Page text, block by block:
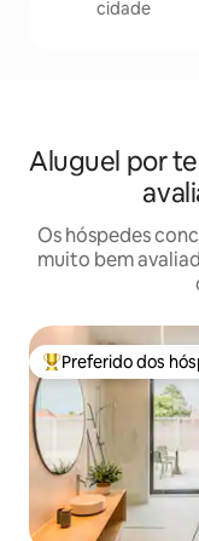
cidade
Aluguel por
Os hóspedes
muito bem
Entre os melhores
Preferido dos